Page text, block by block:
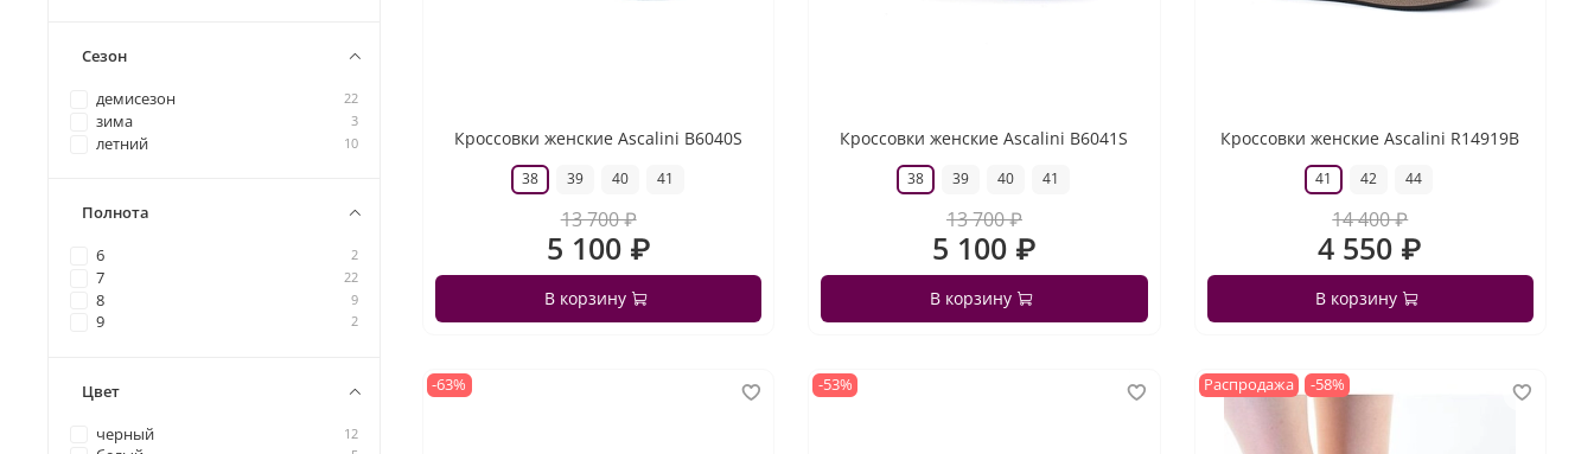
Кроссовки женские Ascalini B6040S
38 39 40 41
13 700 ₽
5 100 ₽
В корзину
Кроссовки женские Ascalini B6041S
38 39 40 41
13 700 ₽
5 100 ₽
В корзину
Кроссовки женские Ascalini R14919B
41 42 44
14 400 ₽
4 550 ₽
В корзину
-63% -53% Распродажа -58%
Сезон
демисезон 22
зима 3
летний 10
Полнота
6 2
7 22
8 9
9 2
Цвет
черный 12